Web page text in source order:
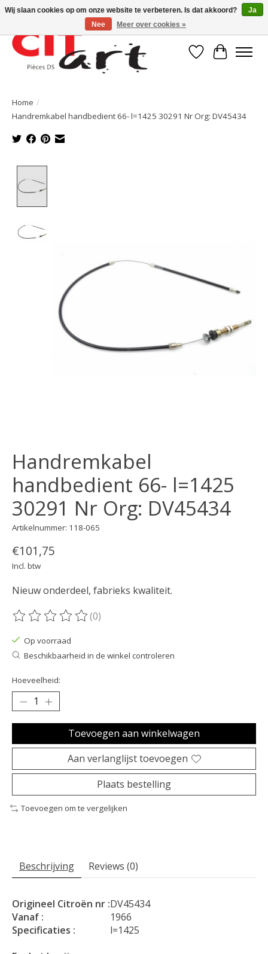
Verlanglijst
Home /
Handremkabel handbedient 66- l=1425 30291 Nr Org: DV45434
Handremkabel
handbedient 66- l=1425
30291 Nr Org: DV45434
Artikelnummer: 118-065
€101,75
Incl. btw
Nieuw onderdeel, fabrieks kwaliteit.
De beoordeling van dit product is
(0)
Op voorraad
Beschikbaarheid in de winkel controleren
Hoeveelheid:
Toevoegen aan winkelwagen
Aan verlanglijst toevoegen
Plaats bestelling
Toevoegen om te vergelijken
Beschrijving Reviews (0)
Origineel Citroën nr :DV45434
Vanaf :
1966
Specificaties :
l=1425
Wij slaan cookies op om onze website te verbeteren. Is dat akkoord?
Ja
Nee
Meer over cookies »